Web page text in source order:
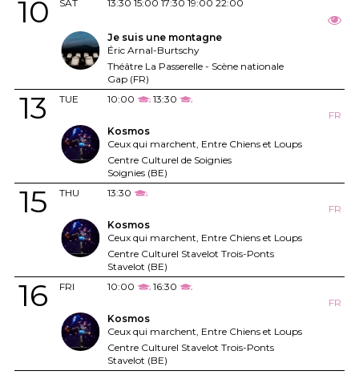
SAT
10 13:30 15:00 17:30 19:00 22:00
Je suis une montagne
Éric Arnal-Burtschy
Théâtre La Passerelle - Scène nationale
Gap (FR)
TUE
13 10:00
13:30
FR
Kosmos
Ceux qui marchent, Entre Chiens et Loups
Centre Culturel de Soignies
Soignies (BE)
THU
15
13:30
FR
Kosmos
Ceux qui marchent, Entre Chiens et Loups
Centre Culturel Stavelot Trois-Ponts
Stavelot (BE)
FRI
16 10:00
16:30
FR
Kosmos
Ceux qui marchent, Entre Chiens et Loups
Centre Culturel Stavelot Trois-Ponts
Stavelot (BE)